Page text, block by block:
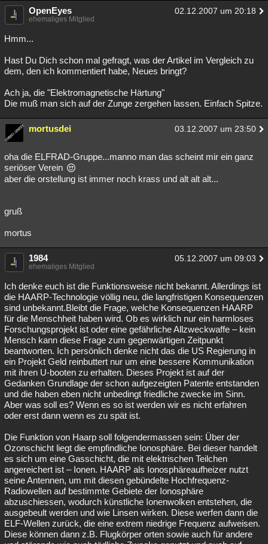
OpenEyes 02.12.2007 um 20:18
ehemaliges Mitglied
Hmm...
Hast Du Dich schon mal gefragt, was der Artikel im Vergleich zu
dem, den ich kommentiert habe, Neues bringt?
Ach ja, die "Elektromagnetische Härtung"
Die muß man sich auf der Zunge zergehen lassen. Einfach Spitze.
mortusdei 03.12.2007 um 23:50
oha die ELFRAD-Gruppe...manno man das scheint mir ein ganz
seriöser Verein
aber die orstellung ist immer noch krass und alt alt alt...
gruß
mortus
1984 05.12.2007 um 09:03
ehemaliges Mitglied
Ich denke euch ist die Funktionsweise nicht bekannt. Allerdings ist
die HAARP-Technologie völlig neu, die langfristigen Konsequenzen
sind unbekannt.Bleibt die Frage, welche Konsequenzen HAARP
für die Menschheit haben wird. Ob es wirklich nur ein harmloses
Forschungsprojekt ist oder eine gefährliche Allzweckwaffe – kein
Mensch kann diese Frage zum gegenwärtigen Zeitpunkt
beantworten. Ich persönlich denke nicht das die US Regierung in
ein Projekt Geld reinbuttert nur um eine bessere Kommunikation
mit ihren U-booten zu erhalten. Dieses Projekt ist auf der
Gedanken Grundlage der schon aufgezeigten Patente entstanden
und die haben eben nicht unbedingt friedliche zwecke im Sinn.
Aber was soll es? Wenn es so ist werden wir es nicht erfahren
oder erst dann wenn es zu spät ist.
Die Funktion von Haarp soll folgendermassen sein: Über der
Ozonschicht liegt die empfindliche Ionosphäre. Bei dieser handelt
es sich um eine Gasschicht, die mit elektrischen Teilchen
angereichert ist – Ionen. HAARP als Ionosphäreaufheizer nutzt
seine Antennen, um mit diesen gebündelte Hochfrequenz-
Radiowellen auf bestimmte Gebiete der Ionosphäre
abzuschiessen, wodurch künstliche Ionenwolken entstehen, die
ausgebeult werden und wie Linsen wirken. Diese werfen dann die
ELF-Wellen zurück, die eine extrem niedrige Frequenz aufweisen.
Diese können dann z.B. Flugkörper orten sowie auch für andere